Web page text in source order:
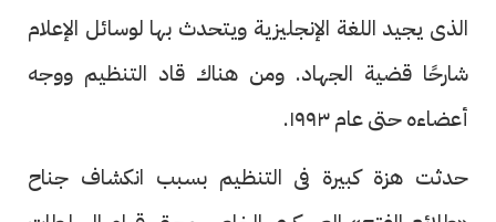
الذى يجيد اللغة الإنجليزية ويتحدث بها لوسائل الإعلام
شارحًا قضية الجهاد. ومن هناك قاد التنظيم ووجه
أعضاءه حتى عام ١٩٩٣.
حدثت هزة كبيرة فى التنظيم بسبب انكشاف جناح